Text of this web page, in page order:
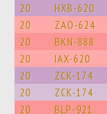
20 HXB-620
20 ZAO-624
20 BKN-888
20 IAX-620
20 ZCK-174
20 ZCK-174
20 BLP-921